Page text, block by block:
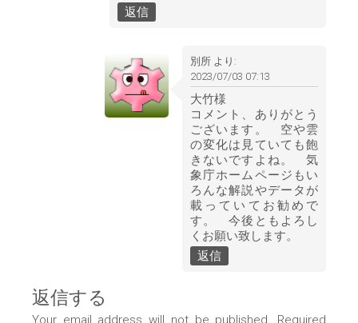
返信
別所 より:
2023/07/03 07:13
大竹様
コメント、ありがとう
ございます。 空や雲
の変化は見ていても飽
きないですよね。 気
象庁ホームページもい
ろんな解説やデータが
載っていてお勧めで
す。 今後ともよろし
くお願い致します。
返信
返信する
Your email address will not be published. Required